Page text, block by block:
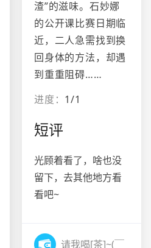
渣”的滋味。石妙娜
的公开课比赛日期临
近，二人急需找到换
回身体的方法，却遇
到重重阻碍……
进度： 1/1
短评
光顾着看了，啥也没
留下，去其他地方看
看吧~
请我喝[茶]~(￣